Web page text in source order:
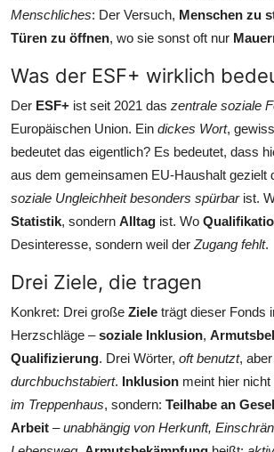
Menschliches: Der Versuch, Menschen zu
Türen zu öffnen, wo sie sonst oft nur
Was der ESF+ wirklich
Der ESF+ ist seit 2021 das zentrale soziale
Europäischen Union. Ein dickes Wort,
bedeutet das eigentlich? Es bedeutet, dass
aus dem gemeinsamen EU-Haushalt gezielt
soziale Ungleichheit besonders spürbarist.
Statistik, sondern Alltag ist. Wo
Desinteresse, sondern weil der Zugang fehlt.
Drei Ziele, die tragen
Konkret: Drei große Ziele trägt dieser Fonds
Herzschläge –soziale Inklusion,
Qualifizierung. Drei Wörter, oft benutzt, aber
durchbuchstabiert. Inklusion meint hier nicht
im Treppenhaus, sondern: Teilhabe an
Arbeit –unabhängig von Herkunft,